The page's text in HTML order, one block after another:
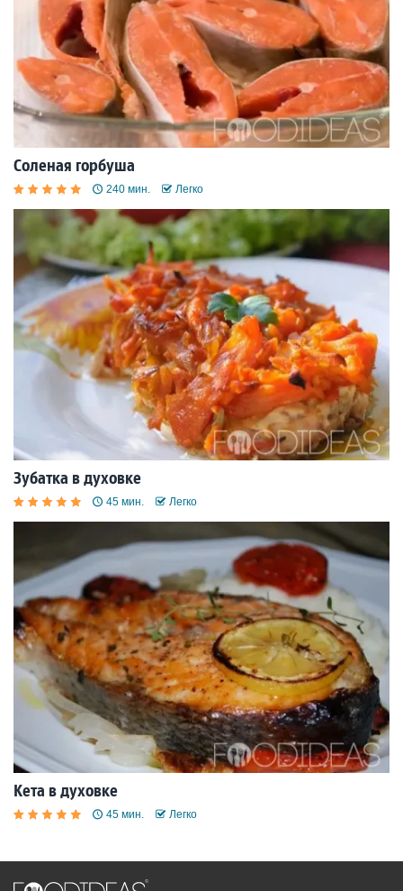
Соленая горбуша
240 мин. Легко
Зубатка в духовке
45 мин. Легко
Кета в духовке
45 мин. Легко